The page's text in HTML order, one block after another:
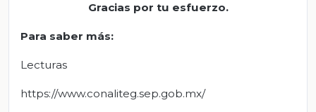
Gracias por tu esfuerzo.
Para saber más:
Lecturas
https://www.conaliteg.sep.gob.mx/